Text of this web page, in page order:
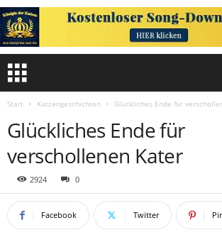
Start Katzengeschichten Glückliches Ende für
Glückliches Ende für
verschollenen Kater
2924 0
Facebook Twitter